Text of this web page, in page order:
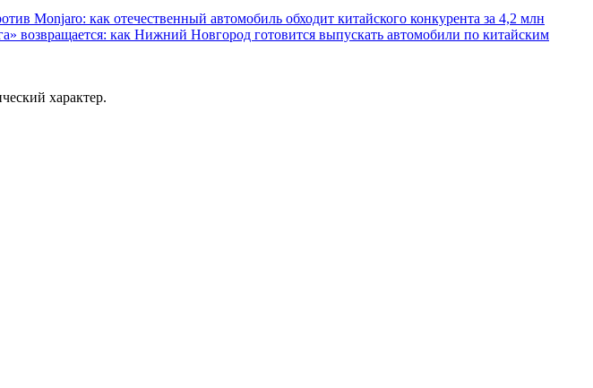
Monjaro: как отечественный автомобиль обходит китайского конкурента за 4,2 млн
возвращается: как Нижний Новгород готовится выпускать автомобили по китайским
характер.